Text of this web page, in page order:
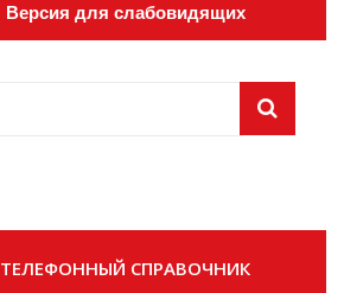
Версия для слабовидящих
ТЕЛЕФОННЫЙ СПРАВОЧНИК